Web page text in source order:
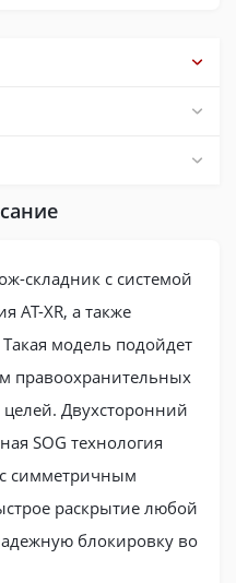
складник с системой
AT-XR, а также
модель подойдет
правоохранительных
целей. Двухсторонний
SOG технология
с симметричным
раскрытие любой
блокировку во